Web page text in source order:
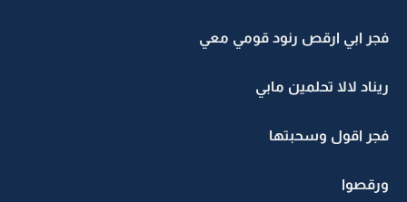
فجر ابي ارقص رنود قومي معي
ريناد لالا تحلمين مابي
فجر اقول وسحبتها
ورقصوا